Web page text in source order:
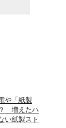
や「紙製
増えたハ
い紙製スト